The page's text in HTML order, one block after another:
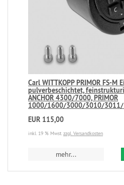
Carl WITTKOPP PRIMOR FS-
pulverbeschichtet,
ANCHOR 4300/7000, PRIMOR
1000/1600/3000/3010/
EUR 115,00
inkl. 19 % Mwst.zzgl. Versandkosten
mehr...